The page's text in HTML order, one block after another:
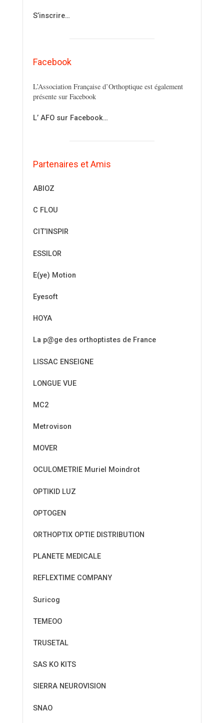
S’inscrire…
Facebook
L’Association Française d’Orthoptique est également
présente sur Facebook
L’ AFO sur Facebook…
Partenaires et Amis
ABIOZ
C FLOU
CIT’INSPIR
ESSILOR
E(ye) Motion
Eyesoft
HOYA
La p@ge des orthoptistes de France
LISSAC ENSEIGNE
LONGUE VUE
MC2
Metrovison
MOVER
OCULOMETRIE Muriel Moindrot
OPTIKID LUZ
OPTOGEN
ORTHOPTIX OPTIE DISTRIBUTION
PLANETE MEDICALE
REFLEXTIME COMPANY
Suricog
TEMEOO
TRUSETAL
SAS KO KITS
SIERRA NEUROVISION
SNAO